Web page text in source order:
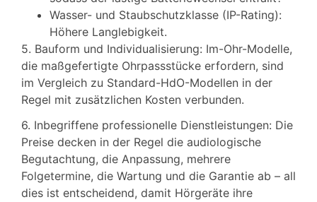
Wasser- und Staubschutzklasse (IP-Rating):
Höhere Langlebigkeit.
5. Bauform und Individualisierung: Im-Ohr-Modelle,
die maßgefertigte Ohrpassstücke erfordern, sind
im Vergleich zu Standard-HdO-Modellen in der
Regel mit zusätzlichen Kosten verbunden.
6. Inbegriffene professionelle Dienstleistungen: Die
Preise decken in der Regel die audiologische
Begutachtung, die Anpassung, mehrere
Folgetermine, die Wartung und die Garantie ab – all
dies ist entscheidend, damit Hörgeräte ihre